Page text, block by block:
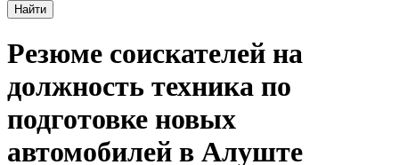
Найти
Резюме соискателей на
должность техника по
подготовке новых
автомобилей в Алуште